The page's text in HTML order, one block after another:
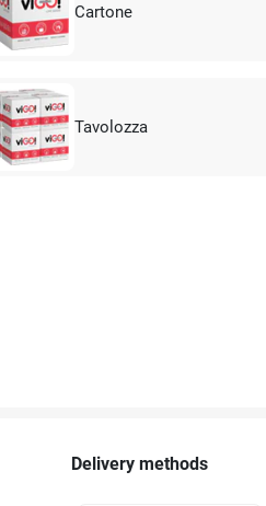
Cartone
Tavolozza
Delivery methods